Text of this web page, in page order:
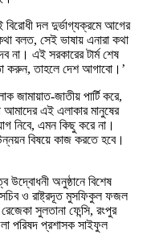
দল দুর্ভাগ্যক্রমে আগের
বলত, সেই ভাষায় এনারা কথা
না। এই সরকারের টার্ম শেষ
করুন, তাহলে দেশ আগাবো।’
জামায়াত-জাতীয় পার্টি করে,
আমাদের এই এলাকার মানুষের
নিবে, এমন কিছু করে না।
বিষয়ে কাজ করতে হবে।
উদ্বোধনী অনুষ্ঠানে বিশেষ
সচিব ও রাষ্ট্রদূত মুসফিকুল ফজল
সুলতানা ফেন্সি, রংপুর
পরিষদ প্রশাসক সাইফুল